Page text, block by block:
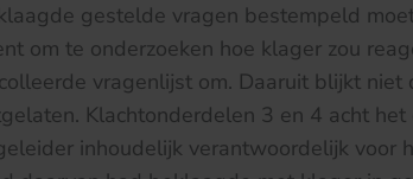
gestelde vragen bestempeld
om te onderzoeken hoe klager zou
vragenlijst om. Daaruit blijkt
Klachtonderdelen 3 en 4 acht
inhoudelijk verantwoordelijk voor